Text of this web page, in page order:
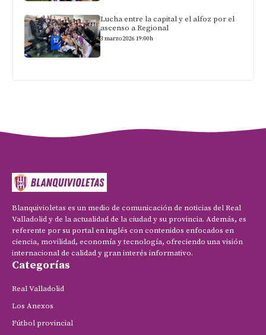
Lucha entre la capital y el alfoz por el
ascenso a Regional
3 marzo 2026 19:00h
Blanquivioletas es un medio de comunicación de noticias del Real
Valladolid y de la actualidad de la ciudad y su provincia. Además, es
referente por su portal en inglés con contenidos enfocados en
ciencia, movilidad, economía y tecnología, ofreciendo una visión
internacional de calidad y gran interés informativo.
Categorías
Real Valladolid
Los Anexos
Fútbol provincial